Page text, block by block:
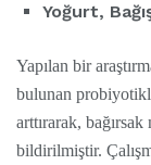
Yoğurt,
Yapılan bir
bulunan
arttırarak,
bildirilmiştir.